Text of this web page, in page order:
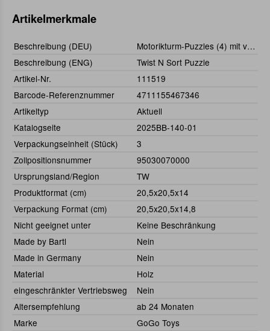
Artikelmerkmale
Beschreibung (DEU)
Motorikturm-Puzzles (4) mit verschiedenen Gewinden
Beschreibung (ENG)
Twist N Sort Puzzle
Artikel-Nr.
111519
Barcode-Referenznummer
4711155467346
Artikeltyp
Aktuell
Katalogseite
2025BB-140-01
Verpackungseinheit (Stück)
3
Zollpositionsnummer
95030070000
Ursprungsland/Region
TW
Produktformat (cm)
20,5x20,5x14
Verpackung Format (cm)
20,5x20,5x14,8
Nicht geeignet unter
Keine Beschränkung
Made by Bartl
Nein
Made in Germany
Nein
Material
Holz
eingeschränkter Vertriebsweg
Nein
Altersempfehlung
ab 24 Monaten
Marke
GoGo Toys